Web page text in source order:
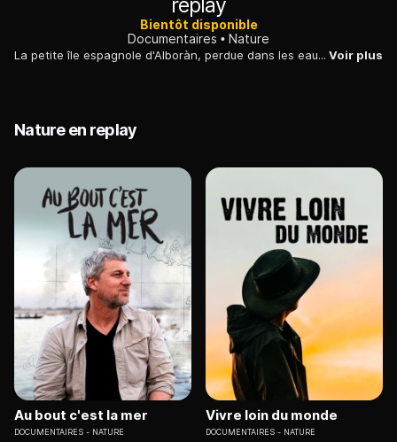
replay
Bientôt disponible
Documentaires
Nature
La petite île espagnole d'Alboràn, perdue dans les eaux de la Méditerranée, est l'un des sites européens d'observation de baleines et de dauphins les plus réputés. Voir plus
Nature en replay
Au bout c'est la mer
DOCUMENTAIRES NATURE
Vivre loin du monde
DOCUMENTAIRES NATURE